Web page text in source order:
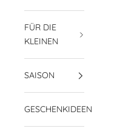
FÜR DIE
KLEINEN
SAISON
GESCHENKIDEEN